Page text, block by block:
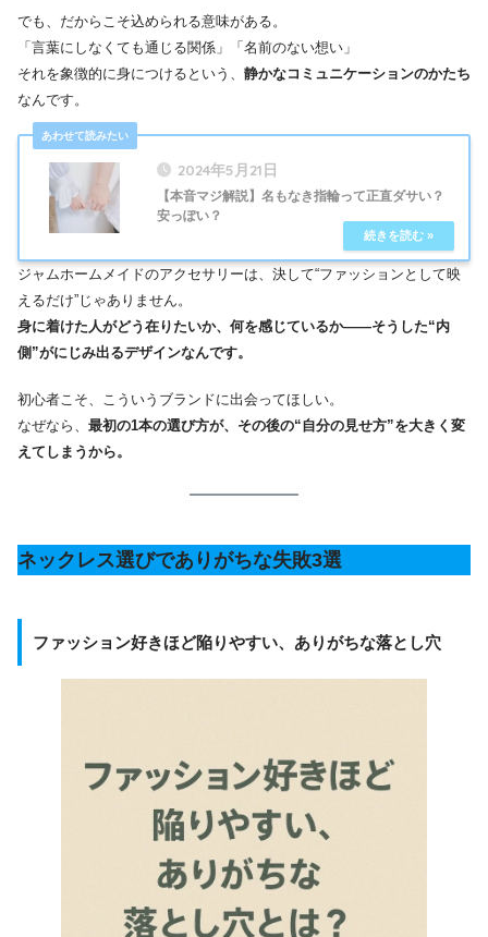
でも、だからこそ込められる意味がある。
「言葉にしなくても通じる関係」「名前のない想い」
それを象徴的に身につけるという、 静かなコミュニケーションのかたち
なんです。
2024年5月21日
【本音マジ解説】名もなき指輪って正直ダサい？
安っぽい？
ジャムホームメイドのアクセサリーは、決して“ファッションとして映
えるだけ”じゃありません。
身に着けた人がどう在りたいか、何を感じているか——そうした“内
側”がにじみ出るデザインなんです。
初心者こそ、こういうブランドに出会ってほしい。
なぜなら、 最初の1本の選び方が、その後の“自分の見せ方”を大きく変
えてしまうから。
ネックレス選びでありがちな失敗3選
ファッション好きほど陥りやすい、ありがちな落とし穴